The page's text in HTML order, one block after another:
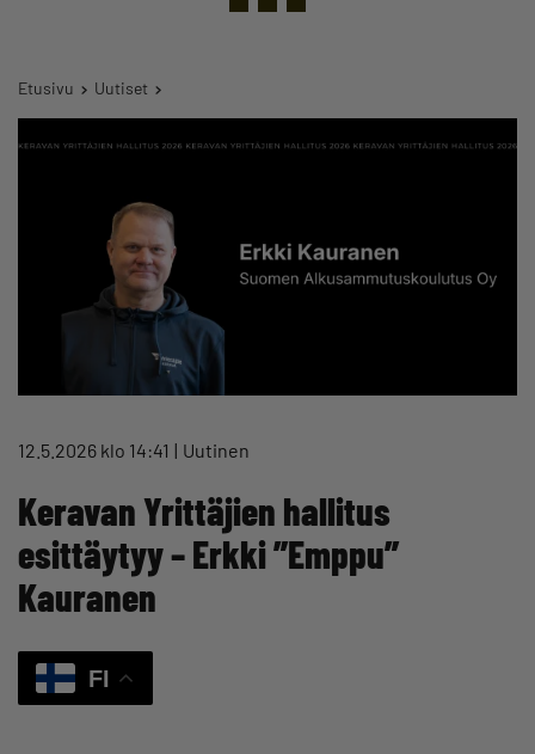
Etusivu Uutiset
12.5.2026 klo 14:41 Uutinen
Keravan Yrittäjien hallitus
esittäytyy – Erkki ”Emppu”
Kauranen
FI